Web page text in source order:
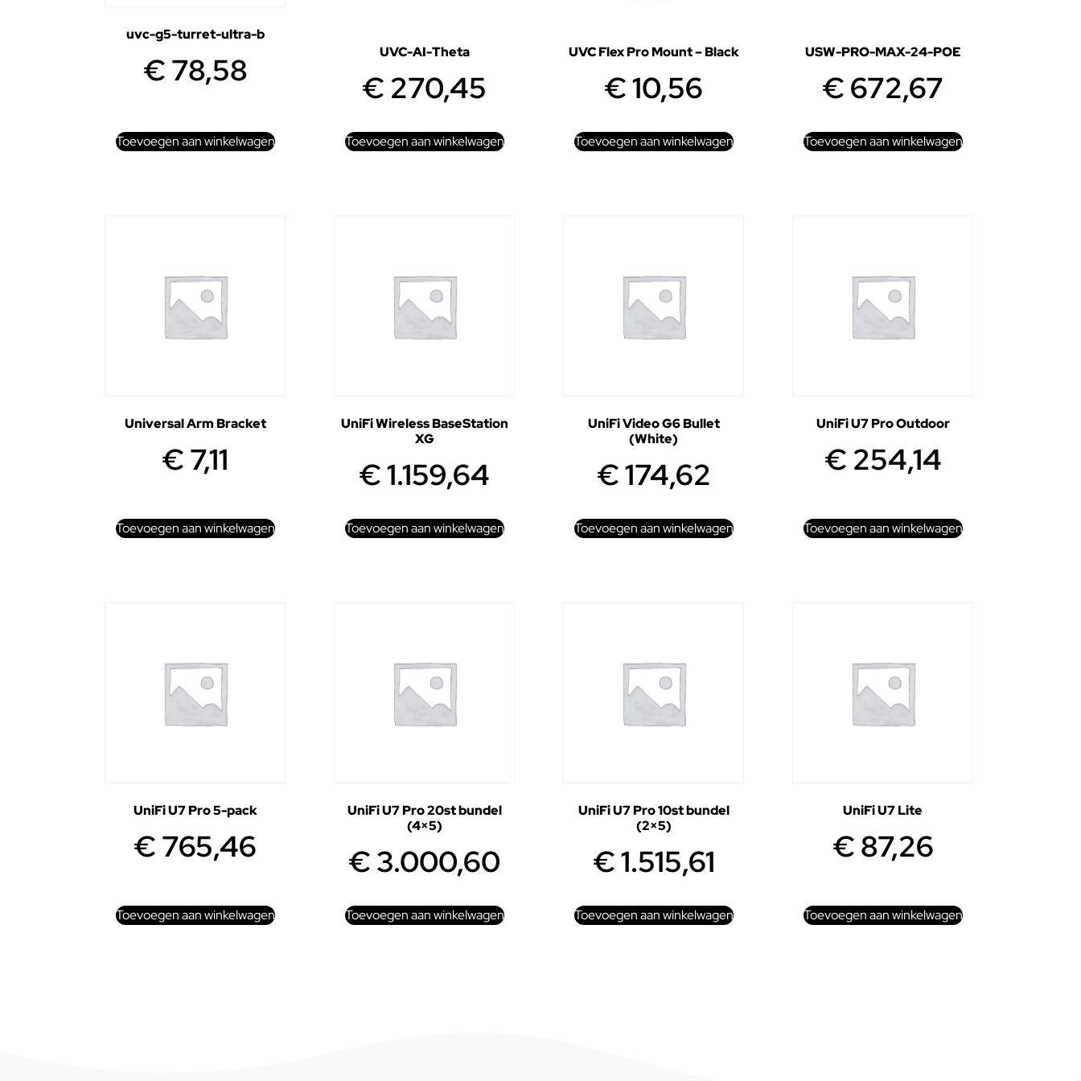
uvc-g5-turret-ultra-b
€78,58
Toevoegen aan winkelwagen
UVC-AI-Theta
€270,45
Toevoegen aan winkelwagen
UVC Flex Pro Mount – Black
€10,56
Toevoegen aan winkelwagen
USW-PRO-MAX-24-POE
€672,67
Toevoegen aan winkelwagen
Universal Arm Bracket
€7,11
Toevoegen aan winkelwagen
UniFi Wireless BaseStation
XG
€1.159,64
Toevoegen aan winkelwagen
UniFi Video G6 Bullet
(White)
€174,62
Toevoegen aan winkelwagen
UniFi U7 Pro Outdoor
€254,14
Toevoegen aan winkelwagen
UniFi U7 Pro 5-pack
€765,46
Toevoegen aan winkelwagen
UniFi U7 Pro 20st bundel
(4×5)
€3.000,60
Toevoegen aan winkelwagen
UniFi U7 Pro 10st bundel
(2×5)
€1.515,61
Toevoegen aan winkelwagen
UniFi U7 Lite
€87,26
Toevoegen aan winkelwagen